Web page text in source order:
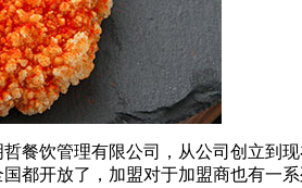
餐饮管理有限公司，从公司创立到
都开放了，加盟对于加盟商也有